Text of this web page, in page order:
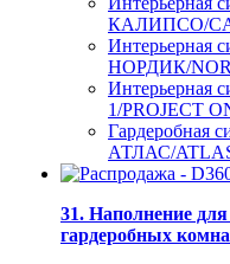
КАЛИПСО/
Интерьерная
НОРДИК/
Интерьерная
1/PROJECT
Гардеробная
АТЛАС/
31. Наполнение
гардеробных